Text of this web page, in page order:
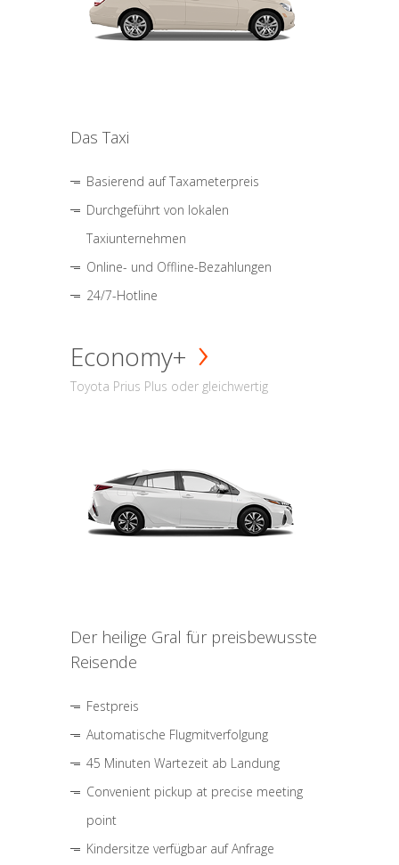
Das Taxi
Basierend auf Taxameterpreis
Durchgeführt von lokalen
Taxiunternehmen
Online- und Offline-Bezahlungen
24/7-Hotline
Economy+
Toyota Prius Plus oder gleichwertig
Der heilige Gral für preisbewusste
Reisende
Festpreis
Automatische Flugmitverfolgung
45 Minuten Wartezeit ab Landung
Convenient pickup at precise meeting
point
Kindersitze verfügbar auf Anfrage